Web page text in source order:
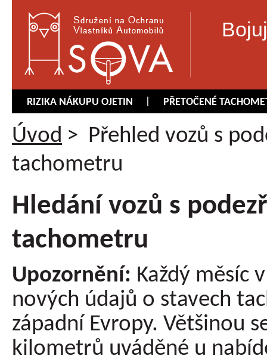
RIZIKA NÁKUPU OJETIN PŘETOČENÉ
Úvod > Přehled vozů s
tachometru
Hledání vozů s
tachometru
Upozornění: Každý měsíc
nových údajů o stavech
západní Evropy. Většinou
kilometrů uváděné u